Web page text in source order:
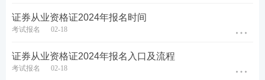
证券从业资格证2024年报名时间
考试报名 02-18
证券从业资格证2024年报名入口及流程
考试报名 02-18